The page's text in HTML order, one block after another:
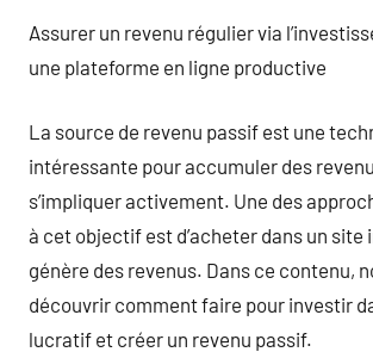
Assurer un revenu régulier via
une plateforme en ligne productive
La source de revenu passif est une
intéressante pour accumuler des
s’impliquer activement. Une des
à cet objectif est d’acheter dans un site
génère des revenus. Dans ce contenu,
découvrir comment faire pour investir
lucratif et créer un revenu passif.